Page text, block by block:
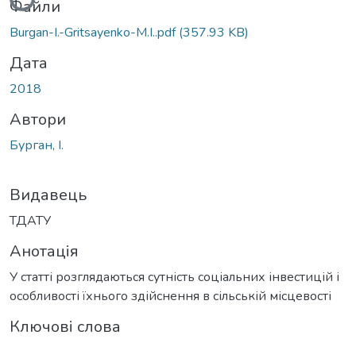
Файли
Burgan-I.-Gritsayenko-M.I..pdf(357.93 KB)
Дата
2018
Автори
Бурган, І.
Видавець
ТДАТУ
Анотація
У статті розглядаються сутність соціальних інвестицій і
особливості їхнього здійснення в сільській місцевості
Ключові слова